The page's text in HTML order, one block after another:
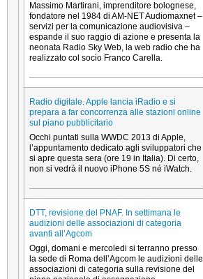
Massimo Martirani, imprenditore bolognese,
fondatore nel 1984 di AM-NET Audiomaxnet –
servizi per la comunicazione audiovisiva –
espande il suo raggio di azione e presenta la
neonata Radio Sky Web, la web radio che ha
realizzato col socio Franco Carella.
Radio digitale. Apple lancia iRadio e si
prepara a far concorrenza alle stazioni online
sul piano pubblicitario
Occhi puntati sulla WWDC 2013 di Apple,
l’appuntamento dedicato agli sviluppatori che
si apre questa sera (ore 19 in Italia). Di certo,
non si vedrà il nuovo iPhone 5S né iWatch.
DTT, revisione del PNAF. In settimana le
audizioni delle associazioni di categoria
avanti all’Agcom
Oggi, domani e mercoledi si terranno presso
la sede di Roma dell’Agcom le audizioni delle
associazioni di categoria sulla revisione del